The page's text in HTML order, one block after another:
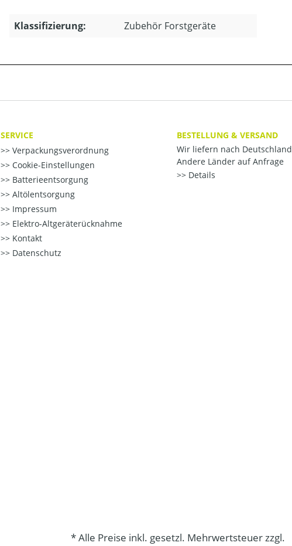
Klassifizierung: Zubehör Forstgeräte
SERVICE
Verpackungsverordnung
Cookie-Einstellungen
Batterieentsorgung
Altölentsorgung
Impressum
Elektro-Altgeräterücknahme
Kontakt
Datenschutz
BESTELLUNG & VERSAND
Wir liefern nach Deutschland
Andere Länder auf Anfrage
Details
* Alle Preise inkl. gesetzl. Mehrwertsteuer zzgl.